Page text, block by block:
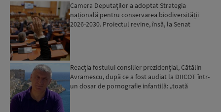
Camera Deputaților a adoptat Strategia
națională pentru conservarea biodiversității
2026-2030. Proiectul revine, însă, la Senat
Reacția fostului consilier prezidențial, Cătălin
Avramescu, după ce a fost audiat la DIICOT într-
un dosar de pornografie infantilă: „toată